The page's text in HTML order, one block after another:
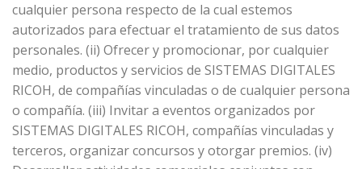
cualquier persona respecto de la cual estemos
autorizados para efectuar el tratamiento de sus datos
personales. (ii) Ofrecer y promocionar, por cualquier
medio, productos y servicios de SISTEMAS DIGITALES
RICOH, de compañías vinculadas o de cualquier persona
o compañía. (iii) Invitar a eventos organizados por
SISTEMAS DIGITALES RICOH, compañías vinculadas y
terceros, organizar concursos y otorgar premios. (iv)